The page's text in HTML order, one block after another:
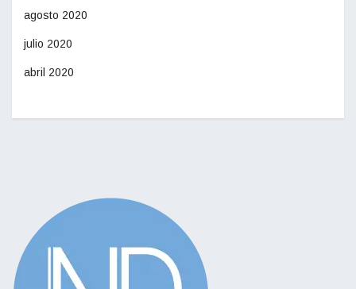
agosto 2020
julio 2020
abril 2020